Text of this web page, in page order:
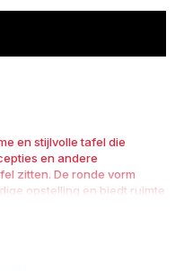
en stijlvolle tafel die
en andere
zitten. De ronde vorm
opstelling en biedt ruimte